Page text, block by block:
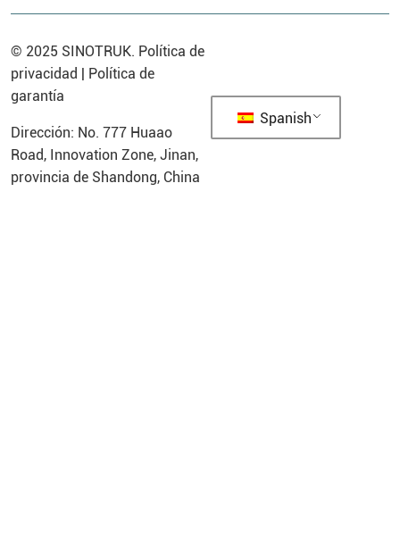
© 2025 SINOTRUK. Política de
privacidad
Política de
garantía
Dirección: No. 777 Huaao
Road, Innovation Zone, Jinan,
provincia de Shandong, China
Spanish